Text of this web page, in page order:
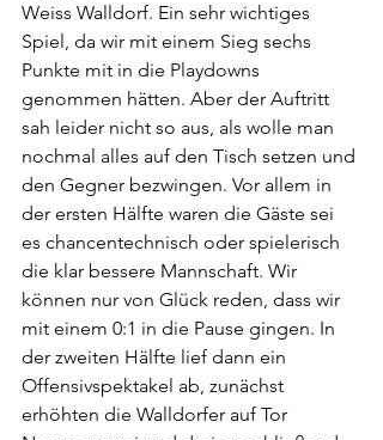
Weiss Walldorf. Ein sehr wichtiges
Spiel, da wir mit einem Sieg sechs
Punkte mit in die Playdowns
genommen hätten. Aber der Auftritt
sah leider nicht so aus, als wolle man
nochmal alles auf den Tisch setzen und
den Gegner bezwingen. Vor allem in
der ersten Hälfte waren die Gäste sei
es chancentechnisch oder spielerisch
die klar bessere Mannschaft. Wir
können nur von Glück reden, dass wir
mit einem 0:1 in die Pause gingen. In
der zweiten Hälfte lief dann ein
Offensivspektakel ab, zunächst
erhöhten die Walldorfer auf Tor